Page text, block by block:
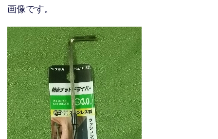
画像です。